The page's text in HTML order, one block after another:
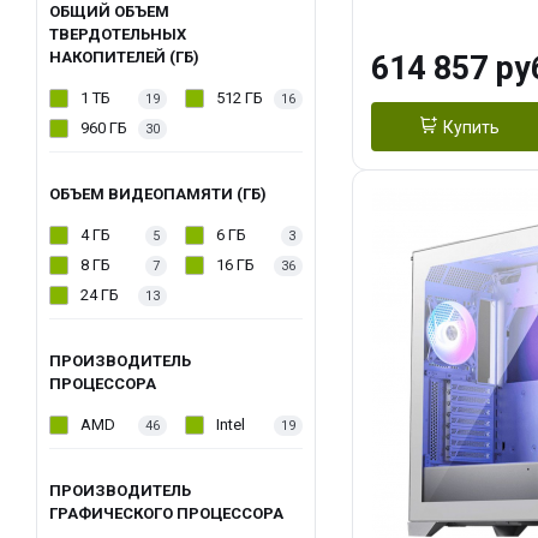
ОБЩИЙ ОБЪЕМ
ТВЕРДОТЕЛЬНЫХ
НАКОПИТЕЛЕЙ (ГБ)
1 ТБ 19 512 ГБ 16
960 ГБ 30
ОБЪЕМ ВИДЕОПАМЯТИ (ГБ)
4 ГБ 5 6 ГБ 3
8 ГБ 7 16 ГБ 36
24 ГБ 13
ПРОИЗВОДИТЕЛЬ
ПРОЦЕССОРА
AMD 46 Intel 19
ПРОИЗВОДИТЕЛЬ
ГРАФИЧЕСКОГО ПРОЦЕССОРА
Turbo/ 1 ТБ
614 857
Купить